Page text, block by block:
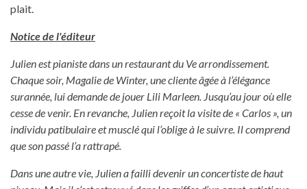
plait.
Notice de l'éditeur
Julien est pianiste dans un restaurant du Ve arrondissement.
Chaque soir, Magalie de Winter, une cliente âgée à l’élégance
surannée, lui demande de jouer Lili Marleen. Jusqu’au jour où elle
cesse de venir. En revanche, Julien reçoit la visite de « Carlos », un
individu patibulaire et musclé qui l’oblige à le suivre. Il comprend
que son passé l’a rattrapé.
Dans une autre vie, Julien a failli devenir un concertiste de haut